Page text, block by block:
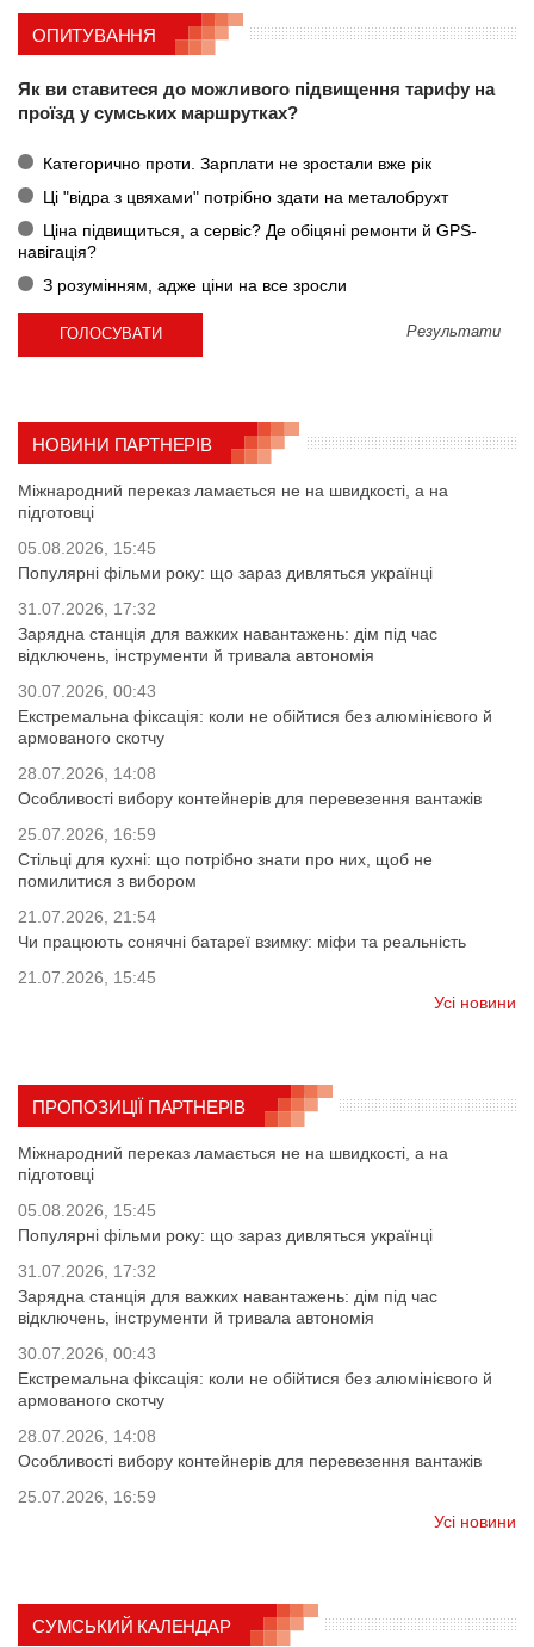
ОПИТУВАННЯ
Як ви ставитеся до можливого підвищення тарифу на
проїзд у сумських маршрутках?
Категорично проти. Зарплати не зростали вже рік
Ці "відра з цвяхами" потрібно здати на металобрухт
Ціна підвищиться, а сервіс? Де обіцяні ремонти й GPS-
навігація?
З розумінням, адже ціни на все зросли
Результати
НОВИНИ ПАРТНЕРІВ
Міжнародний переказ ламається не на швидкості, а на
підготовці
05.08.2026, 15:45
Популярні фільми року: що зараз дивляться українці
31.07.2026, 17:32
Зарядна станція для важких навантажень: дім під час
відключень, інструменти й тривала автономія
30.07.2026, 00:43
Екстремальна фіксація: коли не обійтися без алюмінієвого й
армованого скотчу
28.07.2026, 14:08
Особливості вибору контейнерів для перевезення вантажів
25.07.2026, 16:59
Стільці для кухні: що потрібно знати про них, щоб не
помилитися з вибором
21.07.2026, 21:54
Чи працюють сонячні батареї взимку: міфи та реальність
21.07.2026, 15:45
Усі новини
ПРОПОЗИЦІЇ ПАРТНЕРІВ
Міжнародний переказ ламається не на швидкості, а на
підготовці
05.08.2026, 15:45
Популярні фільми року: що зараз дивляться українці
31.07.2026, 17:32
Зарядна станція для важких навантажень: дім під час
відключень, інструменти й тривала автономія
30.07.2026, 00:43
Екстремальна фіксація: коли не обійтися без алюмінієвого й
армованого скотчу
28.07.2026, 14:08
Особливості вибору контейнерів для перевезення вантажів
25.07.2026, 16:59
Усі новини
СУМСЬКИЙ КАЛЕНДАР